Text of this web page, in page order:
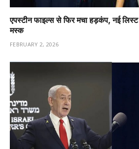
एपस्टीन फाइल्स से फिर मचा हड़कंप, नई
मस्क
FEBRUARY 2, 2026